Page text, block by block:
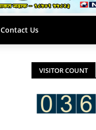
Contact Us
VISITOR COUNT